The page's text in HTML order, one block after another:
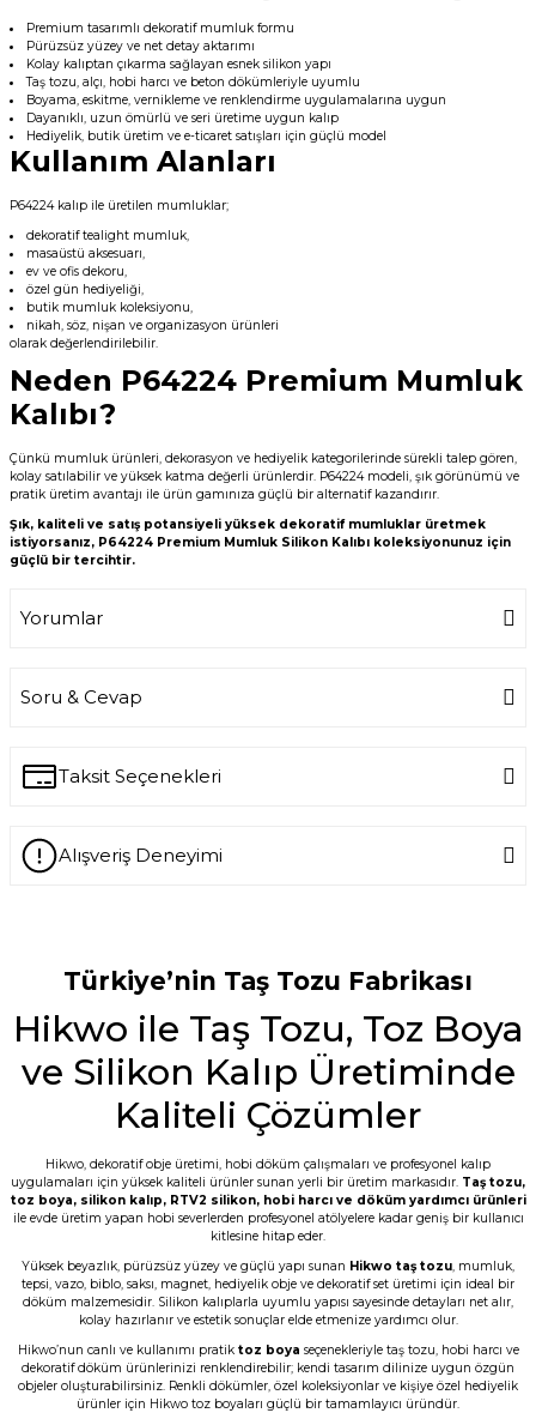
Premium tasarımlı dekoratif mumluk formu
Pürüzsüz yüzey ve net detay aktarımı
Kolay kalıptan çıkarma sağlayan esnek silikon yapı
Taş tozu, alçı, hobi harcı ve beton dökümleriyle uyumlu
Boyama, eskitme, vernikleme ve renklendirme uygulamalarına uygun
Dayanıklı, uzun ömürlü ve seri üretime uygun kalıp
Hediyelik, butik üretim ve e-ticaret satışları için güçlü model
Kullanım Alanları
P64224 kalıp ile üretilen mumluklar;
dekoratif tealight mumluk,
masaüstü aksesuarı,
ev ve ofis dekoru,
özel gün hediyeliği,
butik mumluk koleksiyonu,
nikah, söz, nişan ve organizasyon ürünleri
olarak değerlendirilebilir.
Neden P64224 Premium Mumluk
Kalıbı?
Çünkü mumluk ürünleri, dekorasyon ve hediyelik kategorilerinde sürekli talep gören,
kolay satılabilir ve yüksek katma değerli ürünlerdir. P64224 modeli, şık görünümü ve
pratik üretim avantajı ile ürün gamınıza güçlü bir alternatif kazandırır.
Şık, kaliteli ve satış potansiyeli yüksek dekoratif mumluklar üretmek
istiyorsanız, P64224 Premium Mumluk Silikon Kalıbı koleksiyonunuz için
güçlü bir tercihtir.
Yorumlar
Soru & Cevap
Ürün hakkında henüz soru sorulmamış.
Ask a Question
Taksit Seçenekleri
Alışveriş Deneyimi
tozunun kalitesi nasıl çıkacak???
E... M... | 18/07/2026
Öncelikle ürünü çok beğendim. Sipariş ve
ile bilgilendirme geldi. Kargo ďa çabuk
ulaştı. Tozların 5 er kilo paketlenmesi çok
G... D... | 19/06/2026
Taş tozu çok iyi kusursuz ürün elde
ediliyor sevkiyat hızlı
B... A... | 03/06/2026
Memnun kaldım, Ürün gerçekten harika
N... E... | 01/06/2026
Türkiye’nin Taş Tozu Fabrikası
Hikwo ile Taş Tozu, Toz Boya
ve Silikon Kalıp Üretiminde
Kaliteli Çözümler
Hikwo, dekoratif obje üretimi, hobi döküm çalışmaları ve profesyonel kalıp
uygulamaları için yüksek kaliteli ürünler sunan yerli bir üretim markasıdır. Taş tozu,
toz boya, silikon kalıp, RTV2 silikon, hobi harcı ve döküm yardımcı ürünleri
ile evde üretim yapan hobi severlerden profesyonel atölyelere kadar geniş bir kullanıcı
kitlesine hitap eder.
Yüksek beyazlık, pürüzsüz yüzey ve güçlü yapı sunan Hikwo taş tozu, mumluk,
tepsi, vazo, biblo, saksı, magnet, hediyelik obje ve dekoratif set üretimi için ideal bir
döküm malzemesidir. Silikon kalıplarla uyumlu yapısı sayesinde detayları net alır,
kolay hazırlanır ve estetik sonuçlar elde etmenize yardımcı olur.
Hikwo’nun canlı ve kullanımı pratik toz boya seçenekleriyle taş tozu, hobi harcı ve
dekoratif döküm ürünlerinizi renklendirebilir; kendi tasarım dilinize uygun özgün
objeler oluşturabilirsiniz. Renkli dökümler, özel koleksiyonlar ve kişiye özel hediyelik
ürünler için Hikwo toz boyaları güçlü bir tamamlayıcı üründür.